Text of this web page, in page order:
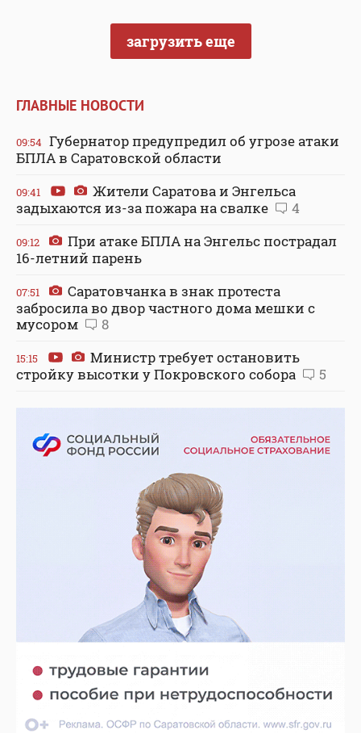
загрузить еще
ГЛАВНЫЕ НОВОСТИ
09:54 Губернатор предупредил об угрозе атаки
БПЛА в Саратовской области
09:41
Жители Саратова и Энгельса
задыхаются из-за пожара на свалке
4
09:12
При атаке БПЛА на Энгельс пострадал
16-летний парень
07:51
Саратовчанка в знак протеста
забросила во двор частного дома мешки с
мусором
8
15:15
Министр требует остановить
стройку высотки у Покровского собора
5